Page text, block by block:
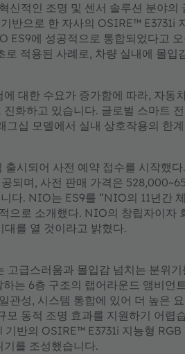
신적인 조명 및 센서 솔루션 분야의
반으로 한 자사의 OSIRE™ E3731i
ES9에 성공적으로 통합되었다고
적용된 사례로, 차량 실내에 몰
대한 수요가 증가함에 따라, 자동
화하고 있습니다. 글로벌 스마트
그십 모델에서 실내 상호작용의 한
시되어 사전 예약 접수를 시작했
되며, 사전 판매 가격은
다. NIO는 ES9를 “NIO의 11년간
으로 소개했다. NIO의 창립자이
를 열 것이라고 밝혔다.
고급스러움과 몰입감 넘치는 분위
는 6층 구조의 랩어라운드 앰비언
관성, 시스템 통합에 있어 더 높은
모 동적 조명 효과를 지원하기 어
반의 OSIRE™ E3731i 지능형
를 조성했습니다.